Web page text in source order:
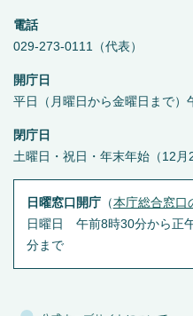
電話
029-273-0111（代表）
開庁日
平日（月曜日から金曜日まで
閉庁日
土曜日・祝日・年末年始（12月
日曜窓口開庁（本庁総合窓口
日曜日 午前8時30分から正
分まで